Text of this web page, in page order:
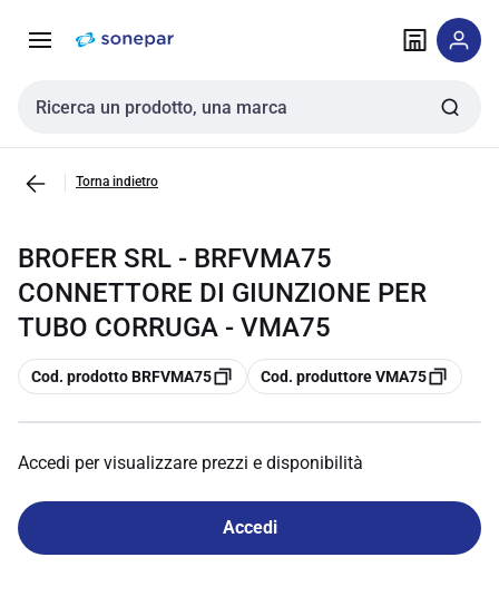
navigazione alla
Cerca input
Torna indietro
BROFER SRL - BRFVMA75
CONNETTORE DI GIUNZIONE PER
TUBO CORRUGA - VMA75
copia
Cod. prodotto BRFVMA75 copia
Cod. produttore VMA75
Accedi per visualizzare prezzi e disponibilità
Accedi